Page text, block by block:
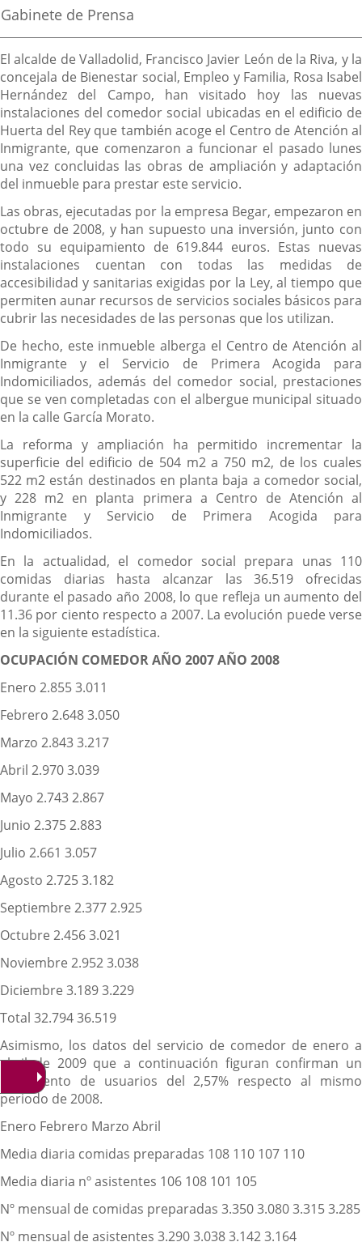
externa.externa.
la
noticia
Fuente
la
noticia
Gabinete de Prensa
Descripción
El alcalde de Valladolid, Francisco Javier León de la Riva, y la
concejala de Bienestar social, Empleo y Familia, Rosa Isabel
Hernández del Campo, han visitado hoy las nuevas
instalaciones del comedor social ubicadas en el edificio de
Huerta del Rey que también acoge el Centro de Atención al
Inmigrante, que comenzaron a funcionar el pasado lunes
una vez concluidas las obras de ampliación y adaptación
del inmueble para prestar este servicio.
Las obras, ejecutadas por la empresa Begar, empezaron en
octubre de 2008, y han supuesto una inversión, junto con
todo su equipamiento de 619.844 euros. Estas nuevas
instalaciones cuentan con todas las medidas de
accesibilidad y sanitarias exigidas por la Ley, al tiempo que
permiten aunar recursos de servicios sociales básicos para
cubrir las necesidades de las personas que los utilizan.
De hecho, este inmueble alberga el Centro de Atención al
Inmigrante y el Servicio de Primera Acogida para
Indomiciliados, además del comedor social, prestaciones
que se ven completadas con el albergue municipal situado
en la calle García Morato.
La reforma y ampliación ha permitido incrementar la
superficie del edificio de 504 m2 a 750 m2, de los cuales
522 m2 están destinados en planta baja a comedor social,
y 228 m2 en planta primera a Centro de Atención al
Inmigrante y Servicio de Primera Acogida para
Indomiciliados.
En la actualidad, el comedor social prepara unas 110
comidas diarias hasta alcanzar las 36.519 ofrecidas
durante el pasado año 2008, lo que refleja un aumento del
11.36 por ciento respecto a 2007. La evolución puede verse
en la siguiente estadística.
OCUPACIÓN COMEDOR AÑO 2007 AÑO 2008
Enero 2.855 3.011
Febrero 2.648 3.050
Marzo 2.843 3.217
Abril 2.970 3.039
Mayo 2.743 2.867
Junio 2.375 2.883
Julio 2.661 3.057
Agosto 2.725 3.182
Septiembre 2.377 2.925
Octubre 2.456 3.021
Noviembre 2.952 3.038
Diciembre 3.189 3.229
Total 32.794 36.519
Asimismo, los datos del servicio de comedor de enero a
abril de 2009 que a continuación figuran confirman un
incremento de usuarios del 2,57% respecto al mismo
periodo de 2008.
Enero Febrero Marzo Abril
Media diaria comidas preparadas 108 110 107 110
Media diaria nº asistentes 106 108 101 105
Nº mensual de comidas preparadas 3.350 3.080 3.315 3.285
Nº mensual de asistentes 3.290 3.038 3.142 3.164